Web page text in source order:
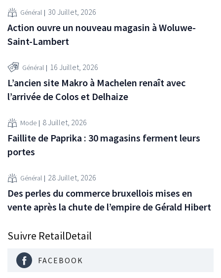
Général 30 Juillet, 2026
Action ouvre un nouveau magasin à Woluwe-
Saint-Lambert
Général 16 Juillet, 2026
L’ancien site Makro à Machelen renaît avec
l’arrivée de Colos et Delhaize
Mode 8 Juillet, 2026
Faillite de Paprika : 30 magasins ferment leurs
portes
Général 28 Juillet, 2026
Des perles du commerce bruxellois mises en
vente après la chute de l’empire de Gérald Hibert
Suivre RetailDetail
FACEBOOK